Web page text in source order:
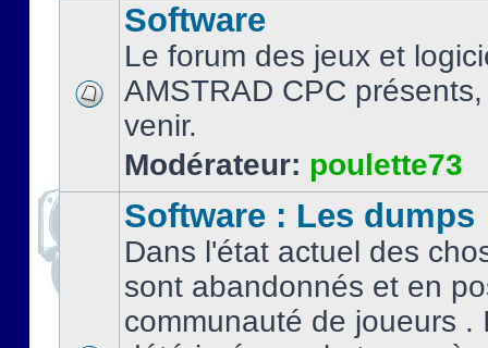
Software
Le forum des jeux et
AMSTRAD CPC
venir.
Modérateur: poulette73
Software : Les dumps
Dans l'état actuel des
sont abandonnés et en
communauté de joueurs .